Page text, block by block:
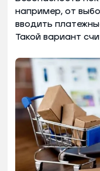
например, от
вводить
Такой вариант